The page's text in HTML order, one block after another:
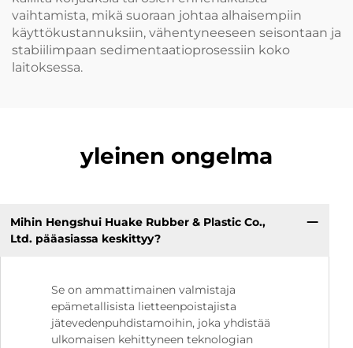
vaihtamista, mikä suoraan johtaa alhaisempiin
käyttökustannuksiin, vähentyneeseen seisontaan ja
stabiilimpaan sedimentaatioprosessiin koko
laitoksessa.
yleinen ongelma
Mihin Hengshui Huake Rubber & Plastic Co.,
Ltd. pääasiassa keskittyy?
Se on ammattimainen valmistaja
epämetallisista lietteenpoistajista
jätevedenpuhdistamoihin, joka yhdistää
ulkomaisen kehittyneen teknologian